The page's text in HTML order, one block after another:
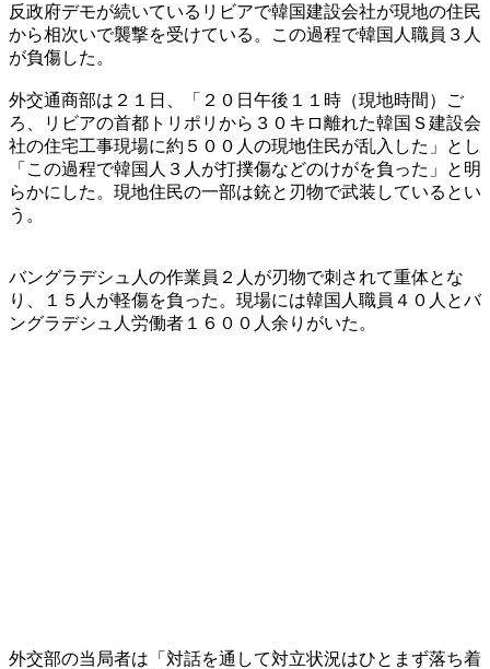
反政府デモが続いているリビアで韓国建設会社が現地の住民
から相次いで襲撃を受けている。この過程で韓国人職員３人
が負傷した。
外交通商部は２１日、「２０日午後１１時（現地時間）ご
ろ、リビアの首都トリポリから３０キロ離れた韓国Ｓ建設会
社の住宅工事現場に約５００人の現地住民が乱入した」とし
「この過程で韓国人３人が打撲傷などのけがを負った」と明
らかにした。現地住民の一部は銃と刃物で武装しているとい
う。
バングラデシュ人の作業員２人が刃物で刺されて重体とな
り、１５人が軽傷を負った。現場には韓国人職員４０人とバ
ングラデシュ人労働者１６００人余りがいた。
外交部の当局者は「対話を通して対立状況はひとまず落ち着